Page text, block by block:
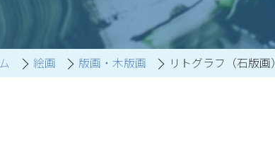
買取アイテム一覧はこちら
絵画 版画・木版画 リトグラフ（石版画）